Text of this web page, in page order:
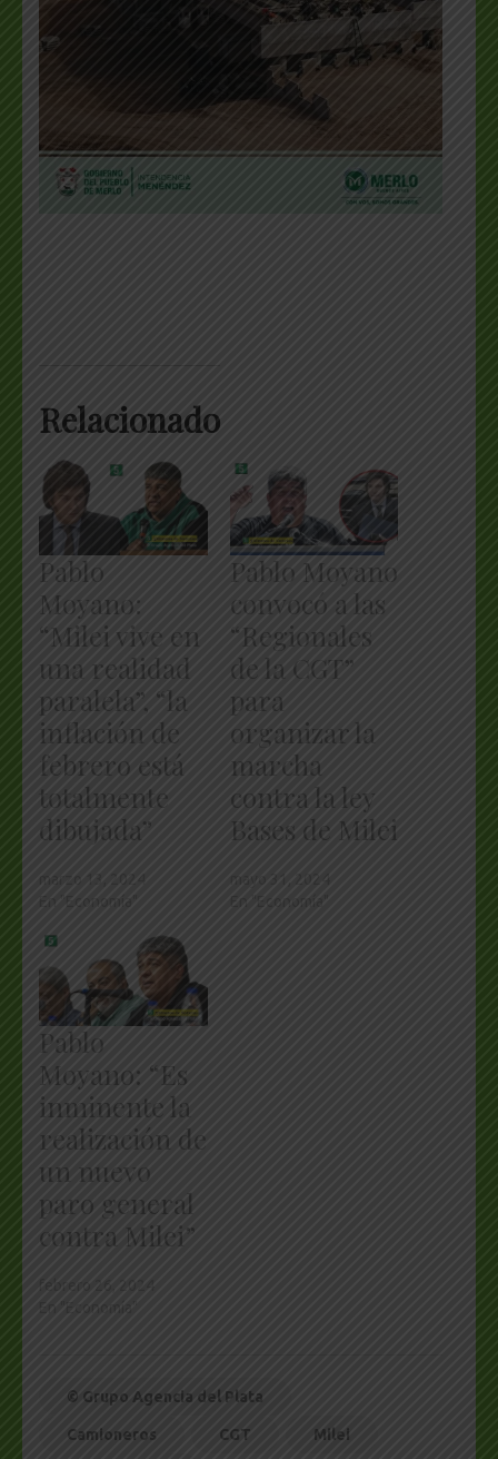
Relacionado
Pablo
Moyano:
“Milei vive en
una realidad
paralela”, “la
inflación de
febrero está
totalmente
dibujada”
Pablo Moyano
convocó a las
“Regionales
de la CGT”
para
organizar la
marcha
contra la ley
Bases de Milei
Pablo
Moyano: “Es
inminente la
realización de
un nuevo
paro general
contra Milei”
© Grupo Agencia del Plata
Camioneros CGT Milei